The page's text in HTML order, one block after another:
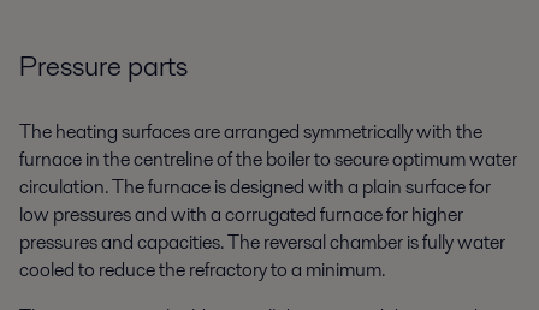
Pressure parts
The heating surfaces are arranged symmetrically with the
furnace in the centreline of the boiler to secure optimum water
circulation. The furnace is designed with a plain surface for
low pressures and with a corrugated furnace for higher
pressures and capacities. The reversal chamber is fully water
cooled to reduce the refractory to a minimum.